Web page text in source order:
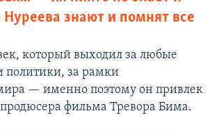
Нуреева знают и помнят все
который выходил за любые
политики, за рамки
— именно поэтому он привлек
фильма Тревора Бима.